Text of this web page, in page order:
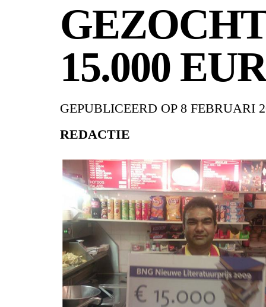
15.000
GEPUBLICEERD OP 8 FEBRUARI
REDACTIE